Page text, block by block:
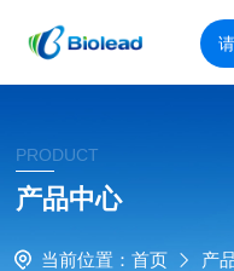
PRODUCT
产品中心
当前位置： 首页 产